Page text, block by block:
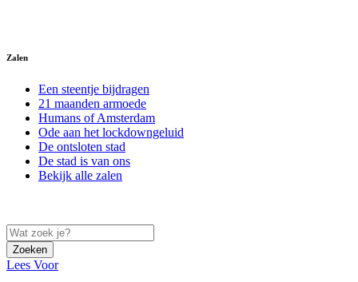
Zalen
Een steentje bijdragen
21 maanden armoede
Humans of Amsterdam
Ode aan het lockdowngeluid
De ontsloten stad
De stad is van ons
Bekijk alle zalen
Zoeken
Lees Voor